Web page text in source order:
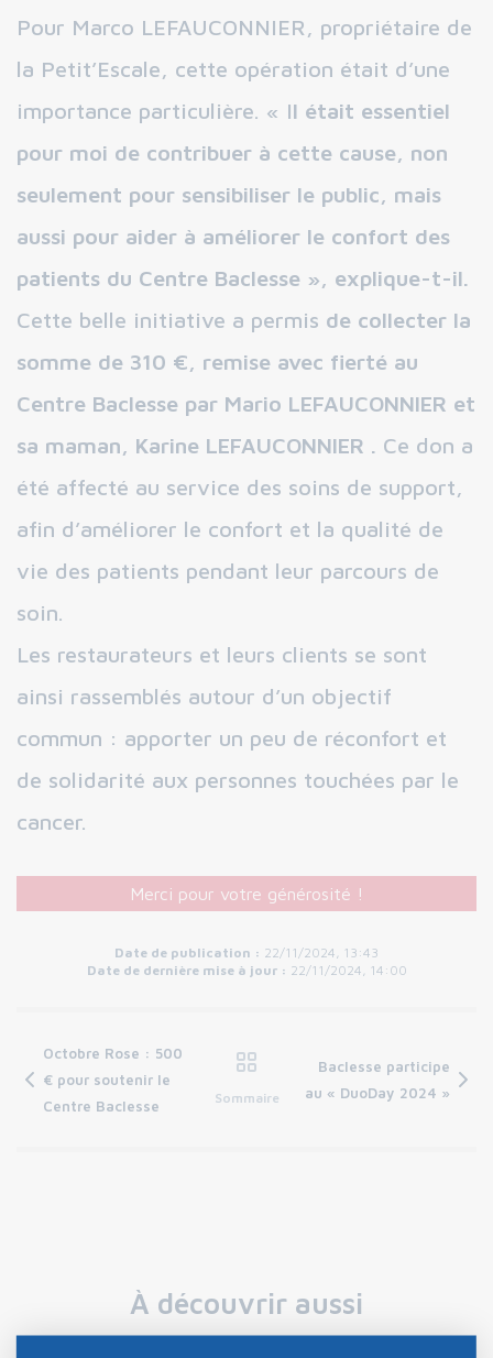
Pour Marco LEFAUCONNIER, propriétaire de
la Petit’Escale, cette opération était d’une
importance particulière. « Il était essentiel
pour moi de contribuer à cette cause, non
seulement pour sensibiliser le public, mais
aussi pour aider à améliorer le confort des
patients du Centre Baclesse », explique-t-il.
Cette belle initiative a permis de collecter la
somme de 310 €, remise avec fierté au
Centre Baclesse par Mario LEFAUCONNIER et
sa maman, Karine LEFAUCONNIER . Ce don a
été affecté au service des soins de support,
afin d’améliorer le confort et la qualité de
vie des patients pendant leur parcours de
soin.
Les restaurateurs et leurs clients se sont
ainsi rassemblés autour d’un objectif
commun : apporter un peu de réconfort et
de solidarité aux personnes touchées par le
cancer.
Merci pour votre générosité !
Date de publication : 22/11/2024, 13:43
Date de dernière mise à jour : 22/11/2024, 14:00
Octobre Rose : 500
€ pour soutenir le
Centre Baclesse
Sommaire
Baclesse participe
au « DuoDay 2024 »
À découvrir aussi